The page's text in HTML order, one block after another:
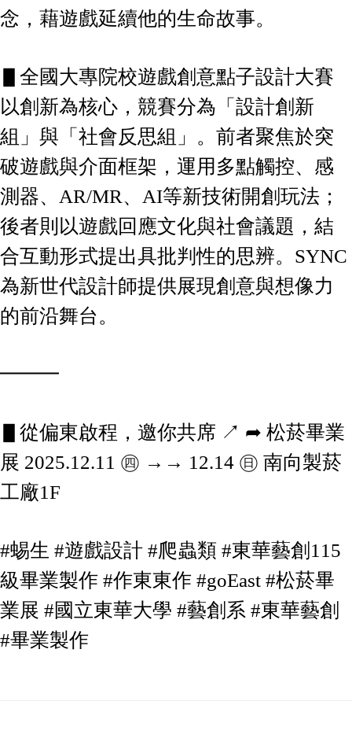
念，藉遊戲延續他的生命故事。
▋全國大專院校遊戲創意點子設計大賽
以創新為核心，競賽分為「設計創新
組」與「社會反思組」。前者聚焦於突
破遊戲與介面框架，運用多點觸控、感
測器、AR/MR、AI等新技術開創玩法；
後者則以遊戲回應文化與社會議題，結
合互動形式提出具批判性的思辨。SYNC
為新世代設計師提供展現創意與想像力
的前沿舞台。
━━━
▋從偏東啟程，邀你共席 ↗︎ ➦ 松菸畢業
展 2025.12.11 ㊃ →→ 12.14 ㊐ 南向製菸
工廠1F
#蜴生 #遊戲設計 #爬蟲類 #東華藝創115
級畢業製作 #作東東作 #goEast #松菸畢
業展 #國立東華大學 #藝創系 #東華藝創
#畢業製作